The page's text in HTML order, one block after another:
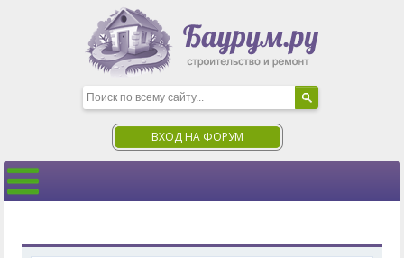
ВХОД НА ФОРУМ